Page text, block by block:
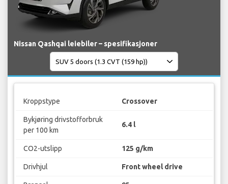
Nissan Qashqai leiebiler – spesifikasjoner
Kroppstype Crossover
Bykjøring drivstofforbruk
per 100 km
6.4 l
CO2-utslipp 125 g/km
Drivhjul Front wheel drive